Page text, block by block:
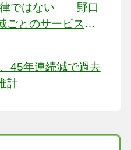
ではない」 野口
ごとのサービス基
45年連続減で過去
計